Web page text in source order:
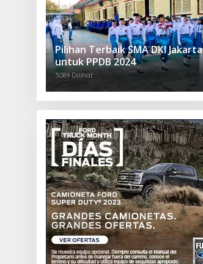
Pilihan Terbaik SMA DKI Jakarta
untuk PPDB 2024
5089 Dilihat